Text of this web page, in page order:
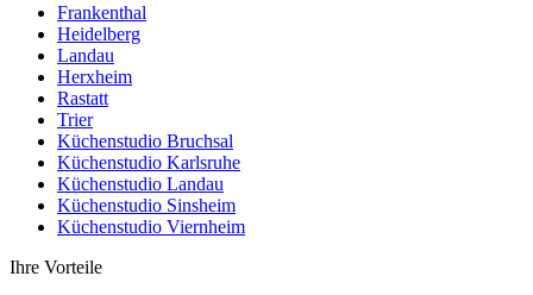
Frankenthal
Heidelberg
Landau
Herxheim
Rastatt
Trier
Küchenstudio Bruchsal
Küchenstudio Karlsruhe
Küchenstudio Landau
Küchenstudio Sinsheim
Küchenstudio Viernheim
Ihre Vorteile